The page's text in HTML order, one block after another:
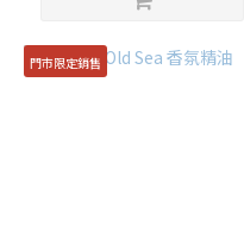
門市限定銷售